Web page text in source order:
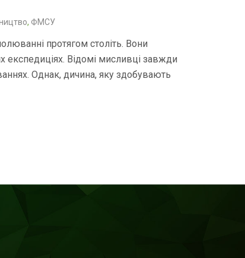
, ФМСУ
протягом століть. Вони
Відомі мисливці завжди
Однак, дичина, яку здобувають